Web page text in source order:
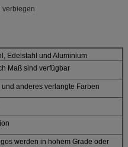
verbiegen
Edelstahl und Aluminium
Maß sind verfügbar
anderes verlangte Farben
werden in hohem Grade oder